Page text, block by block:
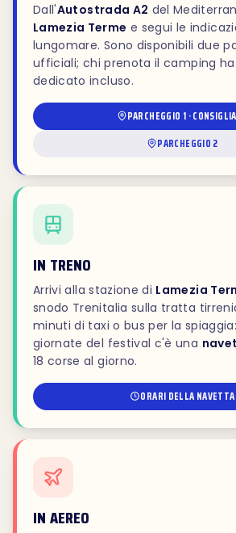
Dall'Autostrada A2 del
Lamezia Terme e segui le
lungomare. Sono disponibili due
ufficiali; chi prenota il camping
dedicato incluso.
PARCHEGGIO 1 ·
PARCHEGGIO 2
IN TRENO
Arrivi alla stazione di Lamezia
snodo Trenitalia sulla tratta
minuti di taxi o bus per la
giornate del festival c'è una
18 corse al giorno.
ORARI DELLA NAVETTA
IN AEREO